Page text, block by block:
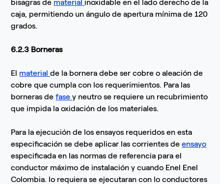
bisagras de materialinoxidable en el lado derecho de la
caja, permitiendo un ángulo de apertura mínima de 120
grados.
6.2.3 Borneras
El materialde la bornera debe ser cobre o aleación de
cobre que cumpla con los requerimientos. Para las
borneras defasey neutro se requiere un recubrimiento
que impida la oxidación de los materiales.
Para la ejecución de los ensayos requeridos en esta
especificación se debe aplicar las corrientes deensayo
especificada en las normas de referencia para el
conductor máximo de instalación y cuando Enel Enel
Colombia. lo requiera se ejecutaran con lo conductores